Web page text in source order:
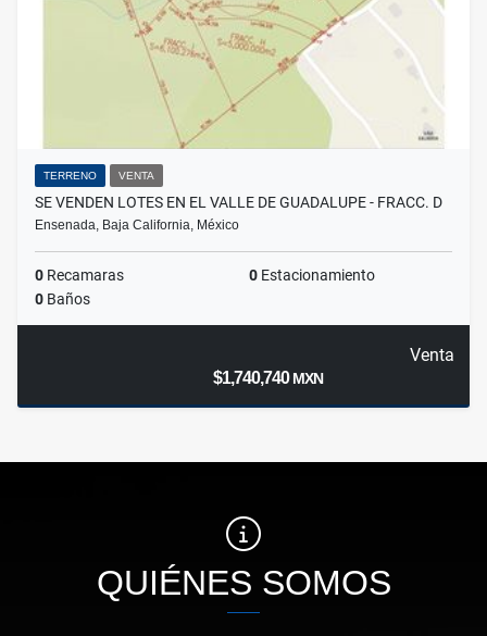
TERRENO VENTA
SE VENDEN LOTES EN EL VALLE DE GUADALUPE - FRACC. D
Ensenada, Baja California, México
0 Recamaras 0 Estacionamiento
0 Baños
Venta
$1,740,740MXN
QUIÉNES SOMOS